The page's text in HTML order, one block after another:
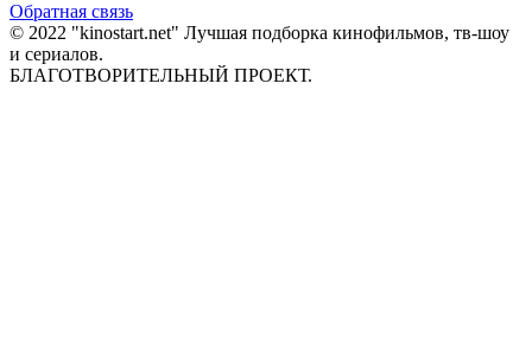
Обратная связь
© 2022 "kinostart.net" Лучшая подборка кинофильмов, тв-шоу
и сериалов.
БЛАГОТВОРИТЕЛЬНЫЙ ПРОЕКТ.